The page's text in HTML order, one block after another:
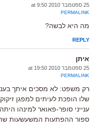
25 ספטמבר 2010 at 9:50
PERMALINK
מה היא לבשה?
REPLY
איתן
25 ספטמבר 2010 at 19:50
PERMALINK
רק משפט: לא מסכים איתך
שלו הופכת לעיתים למפגן
ענייני סופר-פאואר למינהו
ספור ההפתעות המשעשעות